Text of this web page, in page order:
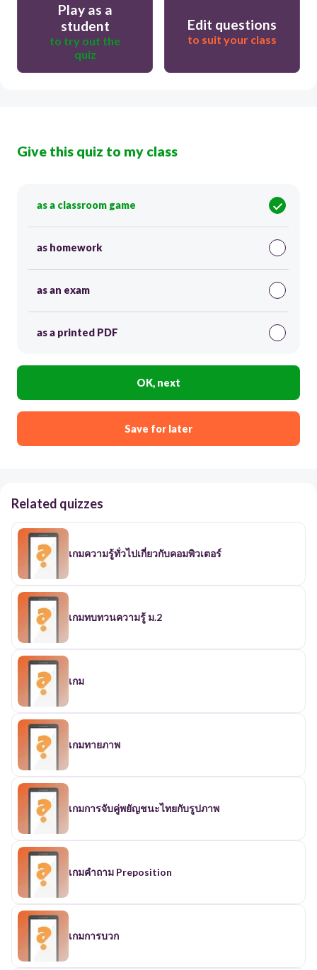
Play as a
student
to try out the
quiz
Edit questions
to suit your class
Give this quiz to my class
as a classroom game
as homework
as an exam
as a printed PDF
OK, next
Save for later
Related quizzes
เกมความรู้ทั่วไปเกี่ยวกับคอมพิวเตอร์
เกมทบทวนความรู้ ม.2
เกม
เกมทายภาพ
เกมการจับคู่พยัญชนะไทยกับรูปภาพ
เกมคำถาม Preposition
เกมการบวก